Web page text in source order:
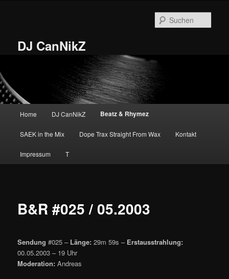
DJ CanNikZ
Home DJ CanNikZ Beatz & Rhymez
SAEK in the Mix Dope Trax Straight From Wax Kontakt
Impressum T
B&R #025 / 05.2003
Sendung #025 – Länge: 29m 59s – Erstausstrahlung:
00.05.2003 – 19 Uhr
Moderation: Andreas